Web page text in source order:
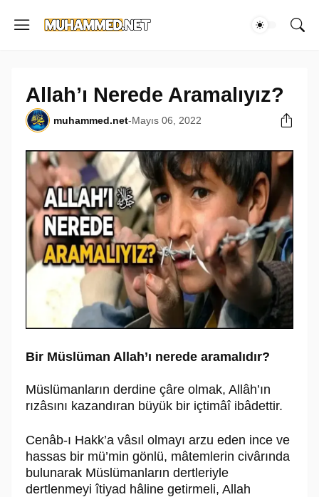
Allah’ı Nerede Aramalıyız?
muhammed.net-Mayıs 06, 2022
Bir Müslüman Allah’ı nerede aramalıdır?
Müslümanların derdine çâre olmak, Allâh’ın
rızâsını kazandıran büyük bir içtimâî ibâdettir.
Cenâb-ı Hakk’a vâsıl olmayı arzu eden ince ve
hassas bir mü’min gönlü, mâtemlerin civârında
bulunarak Müslümanların dertleriyle
dertlenmeyi îtiyad hâline getirmeli, Allah